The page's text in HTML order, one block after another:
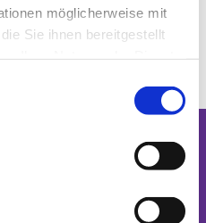
möglicherweise mit
Sie ihnen bereitgestellt
interessieren